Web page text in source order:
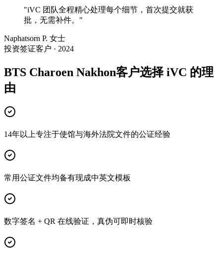
"iVC 团队全程精心处理每个细节，首次提交就获
批，无需补件。 "
Naphatsorn P. 女士
投资签证客户 · 2024
BTS Charoen Nakhon客户选择 iVC 的理
由
14年以上专注于使馆与海外法院文件的公证经验
常用公证文件均备有现成中英文模板
数字签名 + QR 在线验证，真伪可即时核验